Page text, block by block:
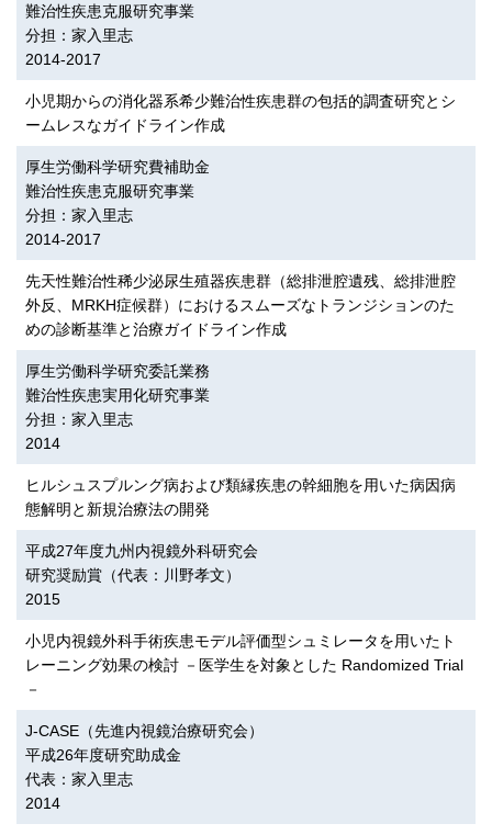
難治性疾患克服研究事業
分担：家入里志
2014-2017
小児期からの消化器系希少難治性疾患群の包括的調査研究とシ
ームレスなガイドライン作成
厚生労働科学研究費補助金
難治性疾患克服研究事業
分担：家入里志
2014-2017
先天性難治性稀少泌尿生殖器疾患群（総排泄腔遺残、総排泄腔
外反、MRKH症候群）におけるスムーズなトランジションのた
めの診断基準と治療ガイドライン作成
厚生労働科学研究委託業務
難治性疾患実用化研究事業
分担：家入里志
2014
ヒルシュスプルング病および類縁疾患の幹細胞を用いた病因病
態解明と新規治療法の開発
平成27年度九州内視鏡外科研究会
研究奨励賞（代表：川野孝文）
2015
小児内視鏡外科手術疾患モデル評価型シュミレータを用いたト
レーニング効果の検討 －医学生を対象とした Randomized Trial
－
J-CASE（先進内視鏡治療研究会）
平成26年度研究助成金
代表：家入里志
2014